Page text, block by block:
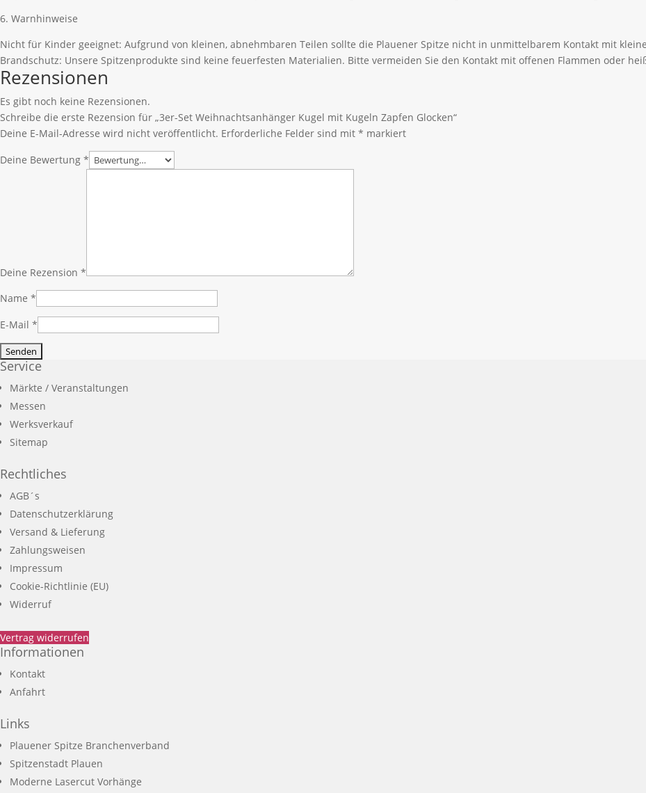
6. Warnhinweise
Nicht für Kinder geeignet: Aufgrund von kleinen, abnehmbaren Teilen sollte die Plauener Spitze nicht in unmittelbarem Kontakt mit
Brandschutz: Unsere Spitzenprodukte sind keine feuerfesten Materialien. Bitte vermeiden Sie den Kontakt mit offenen Flammen oder
Rezensionen
Es gibt noch keine Rezensionen.
Schreibe die erste Rezension für „3er-Set Weihnachtsanhänger Kugel mit Kugeln Zapfen Glocken“
Deine E-Mail-Adresse wird nicht veröffentlicht. Erforderliche Felder sind mit * markiert
Deine Bewertung *
Deine Rezension *
Name *
E-Mail *
Service
Märkte / Veranstaltungen
Messen
Werksverkauf
Sitemap
Rechtliches
AGB´s
Datenschutzerklärung
Versand & Lieferung
Zahlungsweisen
Impressum
Cookie-Richtlinie (EU)
Widerruf
Vertrag widerrufen
Informationen
Kontakt
Anfahrt
Links
Plauener Spitze Branchenverband
Spitzenstadt Plauen
Moderne Lasercut Vorhänge